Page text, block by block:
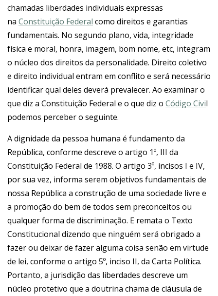
chamadas liberdades individuais expressas
na Constituição Federal como direitos e garantias
fundamentais. No segundo plano, vida, integridade
física e moral, honra, imagem, bom nome, etc, integram
o núcleo dos direitos da personalidade. Direito coletivo
e direito individual entram em conflito e será necessário
identificar qual deles deverá prevalecer. Ao examinar o
que diz a Constituição Federal e o que diz o Código Civil
podemos perceber o seguinte.
A dignidade da pessoa humana é fundamento da
República, conforme descreve o artigo 1º, III da
Constituição Federal de 1988. O artigo 3º, incisos I e IV,
por sua vez, informa serem objetivos fundamentais de
nossa República a construção de uma sociedade livre e
a promoção do bem de todos sem preconceitos ou
qualquer forma de discriminação. E remata o Texto
Constitucional dizendo que ninguém será obrigado a
fazer ou deixar de fazer alguma coisa senão em virtude
de lei, conforme o artigo 5º, inciso II, da Carta Política.
Portanto, a jurisdição das liberdades descreve um
núcleo protetivo que a doutrina chama de cláusula de